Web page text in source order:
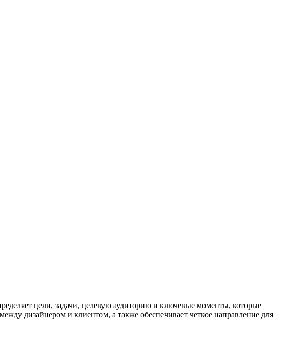
цели, задачи, целевую аудиторию и ключевые моменты, которые
дизайнером и клиентом, а также обеспечивает четкое направление для